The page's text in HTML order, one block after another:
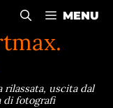
MENU
rilassata, uscita dal
di fotografi